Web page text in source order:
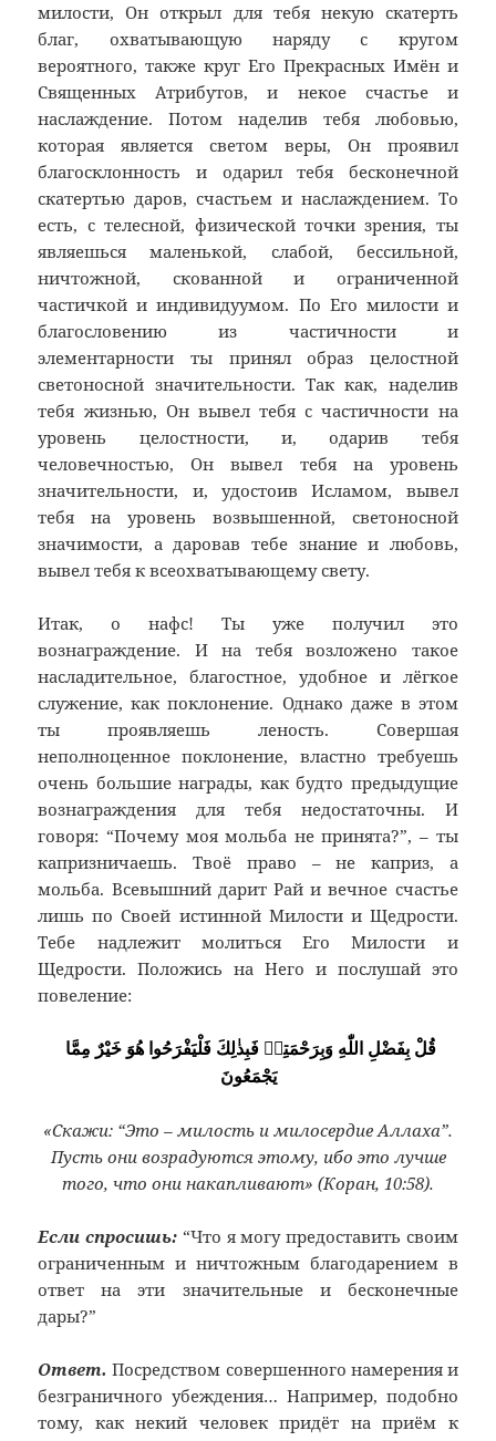
милости, Он открыл для тебя некую скатерть
благ, охватывающую наряду с кругом
вероятного, также круг Его Прекрасных Имён и
Священных Атрибутов, и некое счастье и
наслаждение. Потом наделив тебя любовью,
которая является светом веры, Он проявил
благосклонность и одарил тебя бесконечной
скатертью даров, счастьем и наслаждением. То
есть, с телесной, физической точки зрения, ты
являешься маленькой, слабой, бессильной,
ничтожной, скованной и ограниченной
частичкой и индивидуумом. По Его милости и
благословению из частичности и
элементарности ты принял образ целостной
светоносной значительности. Так как, наделив
тебя жизнью, Он вывел тебя с частичности на
уровень целостности, и, одарив тебя
человечностью, Он вывел тебя на уровень
значительности, и, удостоив Исламом, вывел
тебя на уровень возвышенной, светоносной
значимости, а даровав тебе знание и любовь,
вывел тебя к всеохватывающему свету.
Итак, о нафс! Ты уже получил это
вознаграждение. И на тебя возложено такое
насладительное, благостное, удобное и лёгкое
служение, как поклонение. Однако даже в этом
ты проявляешь леность. Совершая
неполноценное поклонение, властно требуешь
очень большие награды, как будто предыдущие
вознаграждения для тебя недостаточны. И
говоря: “Почему моя мольба не принята?”, – ты
капризничаешь. Твоё право – не каприз, а
мольба. Всевышний дарит Рай и вечное счастье
лишь по Своей истинной Милости и Щедрости.
Тебе надлежит молиться Его Милости и
Щедрости. Положись на Него и послушай это
повеление:
قُلْ بِفَضْلِ اللّٰهِ وَبِرَحْمَتِهٖ فَبِذٰلِكَ فَلْيَفْرَحُوا هُوَ خَيْرٌ مِمَّا
يَجْمَعُونَ
«Скажи: “Это – милость и милосердие Аллаха”.
Пусть они возрадуются этому, ибо это лучше
того, что они накапливают» (Коран, 10:58).
Если спросишь: “Что я могу предоставить своим
ограниченным и ничтожным благодарением в
ответ на эти значительные и бесконечные
дары?”
Ответ. Посредством совершенного намерения и
безграничного убеждения… Например, подобно
тому, как некий человек придёт на приём к